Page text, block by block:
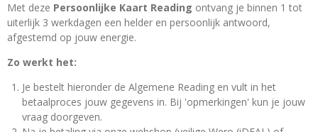
Met deze Persoonlijke Kaart Reading ontvang je binnen 1 tot
uiterlijk 3 werkdagen een helder en persoonlijk antwoord,
afgestemd op jouw energie.
Zo werkt het:
Je bestelt hieronder de Algemene Reading en vult in het
betaalproces jouw gegevens in. Bij 'opmerkingen' kun je jouw
vraag doorgeven.